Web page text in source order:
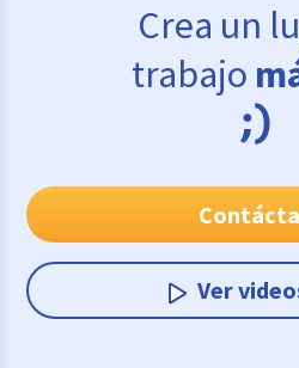
Crea un
trabajo
Ver